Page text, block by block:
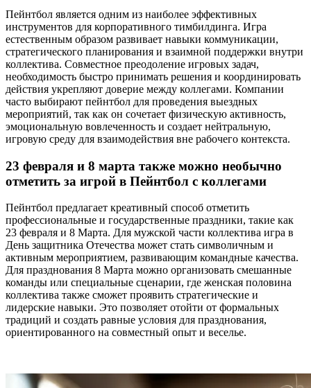
Пейнтбол является одним из наиболее эффективных
инструментов для корпоративного тимбилдинга. Игра
естественным образом развивает навыки коммуникации,
стратегического планирования и взаимной поддержки внутри
коллектива. Совместное преодоление игровых задач,
необходимость быстро принимать решения и координировать
действия укрепляют доверие между коллегами. Компании
часто выбирают пейнтбол для проведения выездных
мероприятий, так как он сочетает физическую активность,
эмоциональную вовлеченность и создает нейтральную,
игровую среду для взаимодействия вне рабочего контекста.
23 февраля и 8 марта также можно необычно
отметить за игрой в Пейнтбол с коллегами
Пейнтбол предлагает креативный способ отметить
профессиональные и государственные праздники, такие как
23 февраля и 8 Марта. Для мужской части коллектива игра в
День защитника Отечества может стать символичным и
активным мероприятием, развивающим командные качества.
Для празднования 8 Марта можно организовать смешанные
команды или специальные сценарии, где женская половина
коллектива также сможет проявить стратегические и
лидерские навыки. Это позволяет отойти от формальных
традиций и создать равные условия для празднования,
ориентированного на совместный опыт и веселье.